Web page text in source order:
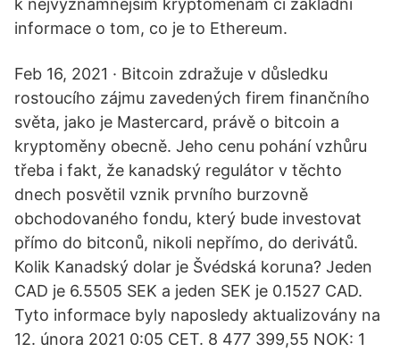
k nejvýznamnějším kryptoměnám či základní
informace o tom, co je to Ethereum.
Feb 16, 2021 · Bitcoin zdražuje v důsledku
rostoucího zájmu zavedených firem finančního
světa, jako je Mastercard, právě o bitcoin a
kryptoměny obecně. Jeho cenu pohání vzhůru
třeba i fakt, že kanadský regulátor v těchto
dnech posvětil vznik prvního burzovně
obchodovaného fondu, který bude investovat
přímo do bitconů, nikoli nepřímo, do derivátů.
Kolik Kanadský dolar je Švédská koruna? Jeden
CAD je 6.5505 SEK a jeden SEK je 0.1527 CAD.
Tyto informace byly naposledy aktualizovány na
12. února 2021 0:05 CET. 8 477 399,55 NOK: 1